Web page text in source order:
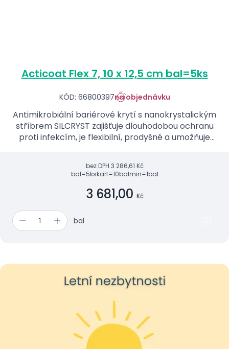
Acticoat Flex 7, 10 x 12,5 cm bal=5ks
KÓD: 66800397na objednávku
Antimikrobiální bariérové krytí s nanokrystalickým
stříbrem SILCRYST zajišťuje dlouhodobou ochranu
proti infekcím, je flexibilní, prodyšné a umožňuje
bez DPH 3 286,61 Kč
bal=5kskart=10balmin=1bal
3 681,00 Kč
bal